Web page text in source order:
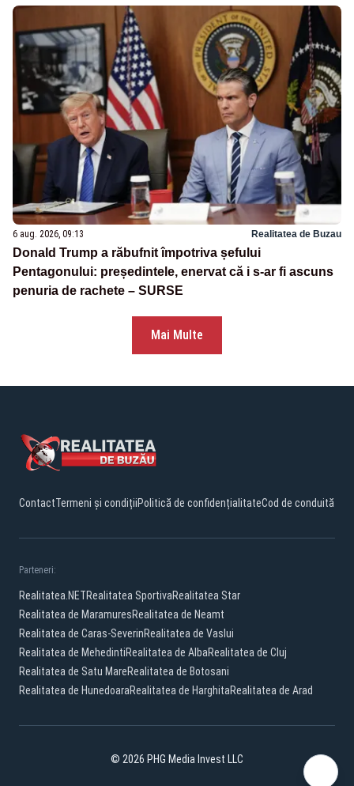
6 aug. 2026, 09:13 Realitatea de Buzau
Donald Trump a răbufnit împotriva șefului
Pentagonului: președintele, enervat că i s-ar fi ascuns
penuria de rachete – SURSE
Mai Multe
ContactTermeni și condițiiPolitică de confidențialitateCod de conduită
Parteneri:
Realitatea.NETRealitatea SportivaRealitatea Star
Realitatea de MaramuresRealitatea de Neamt
Realitatea de Caras-SeverinRealitatea de Vaslui
Realitatea de MehedintiRealitatea de AlbaRealitatea de Cluj
Realitatea de Satu MareRealitatea de Botosani
Realitatea de HunedoaraRealitatea de HarghitaRealitatea de Arad
© 2026 PHG Media Invest LLC